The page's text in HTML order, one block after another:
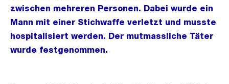
zwischen mehreren Personen. Dabei wurde ein
Mann mit einer Stichwaffe verletzt und musste
hospitalisiert werden. Der mutmassliche Täter
wurde festgenommen.